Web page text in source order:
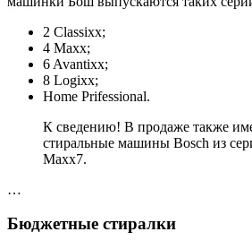
2 Classixx;
4 Maxx;
6 Avantixx;
8 Logixx;
Home Prifessional.
К сведению! В продаже также
стиральные машины Bosch из
Maxx7.
…
Бюджетные стиралки